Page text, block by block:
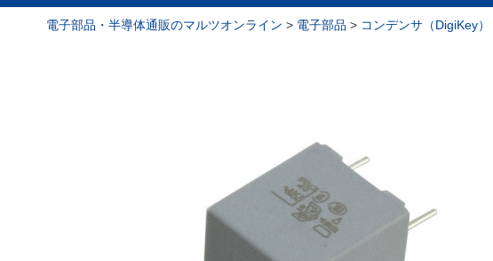
電子部品・半導体通販のマルツオンライン > 電子部品 > コンデンサ（DigiKey）